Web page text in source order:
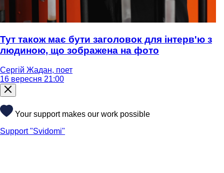
Тут також має бути заголовок для інтерв'ю з
людиною, що зображена на фото
Сергій Жадан, поет
16 вересня 21:00
Your support makes our work possible
Support "Svidomi"